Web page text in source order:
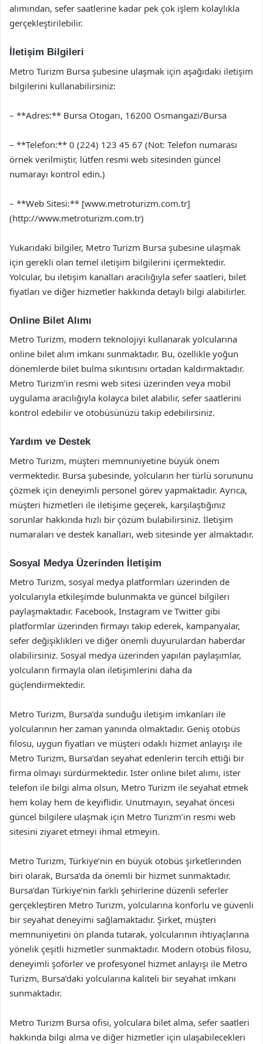
alımından, sefer saatlerine kadar pek çok işlem kolaylıkla
gerçekleştirilebilir.
İletişim Bilgileri
Metro Turizm Bursa şubesine ulaşmak için aşağıdaki iletişim
bilgilerini kullanabilirsiniz:
– **Adres:** Bursa Otogarı, 16200 Osmangazi/Bursa
– **Telefon:** 0 (224) 123 45 67 (Not: Telefon numarası
örnek verilmiştir, lütfen resmi web sitesinden güncel
numarayı kontrol edin.)
– **Web Sitesi:** [www.metroturizm.com.tr]
(http://www.metroturizm.com.tr)
Yukarıdaki bilgiler, Metro Turizm Bursa şubesine ulaşmak
için gerekli olan temel iletişim bilgilerini içermektedir.
Yolcular, bu iletişim kanalları aracılığıyla sefer saatleri, bilet
fiyatları ve diğer hizmetler hakkında detaylı bilgi alabilirler.
Online Bilet Alımı
Metro Turizm, modern teknolojiyi kullanarak yolcularına
online bilet alım imkanı sunmaktadır. Bu, özellikle yoğun
dönemlerde bilet bulma sıkıntısını ortadan kaldırmaktadır.
Metro Turizm’in resmi web sitesi üzerinden veya mobil
uygulama aracılığıyla kolayca bilet alabilir, sefer saatlerini
kontrol edebilir ve otobüsünüzü takip edebilirsiniz.
Yardım ve Destek
Metro Turizm, müşteri memnuniyetine büyük önem
vermektedir. Bursa şubesinde, yolcuların her türlü sorununu
çözmek için deneyimli personel görev yapmaktadır. Ayrıca,
müşteri hizmetleri ile iletişime geçerek, karşılaştığınız
sorunlar hakkında hızlı bir çözüm bulabilirsiniz. İletişim
numaraları ve destek kanalları, web sitesinde yer almaktadır.
Sosyal Medya Üzerinden İletişim
Metro Turizm, sosyal medya platformları üzerinden de
yolcularıyla etkileşimde bulunmakta ve güncel bilgileri
paylaşmaktadır. Facebook, Instagram ve Twitter gibi
platformlar üzerinden firmayı takip ederek, kampanyalar,
sefer değişiklikleri ve diğer önemli duyurulardan haberdar
olabilirsiniz. Sosyal medya üzerinden yapılan paylaşımlar,
yolcuların firmayla olan iletişimlerini daha da
güçlendirmektedir.
Metro Turizm, Bursa’da sunduğu iletişim imkanları ile
yolcularının her zaman yanında olmaktadır. Geniş otobüs
filosu, uygun fiyatları ve müşteri odaklı hizmet anlayışı ile
Metro Turizm, Bursa’dan seyahat edenlerin tercih ettiği bir
firma olmayı sürdürmektedir. İster online bilet alımı, ister
telefon ile bilgi alma olsun, Metro Turizm ile seyahat etmek
hem kolay hem de keyiflidir. Unutmayın, seyahat öncesi
güncel bilgilere ulaşmak için Metro Turizm’in resmi web
sitesini ziyaret etmeyi ihmal etmeyin.
Metro Turizm, Türkiye’nin en büyük otobüs şirketlerinden
biri olarak, Bursa’da da önemli bir hizmet sunmaktadır.
Bursa’dan Türkiye’nin farklı şehirlerine düzenli seferler
gerçekleştiren Metro Turizm, yolcularına konforlu ve güvenli
bir seyahat deneyimi sağlamaktadır. Şirket, müşteri
memnuniyetini ön planda tutarak, yolcularının ihtiyaçlarına
yönelik çeşitli hizmetler sunmaktadır. Modern otobüs filosu,
deneyimli şoförler ve profesyonel hizmet anlayışı ile Metro
Turizm, Bursa’daki yolcularına kaliteli bir seyahat imkanı
sunmaktadır.
Metro Turizm Bursa ofisi, yolculara bilet alma, sefer saatleri
hakkında bilgi alma ve diğer hizmetler için ulaşabilecekleri